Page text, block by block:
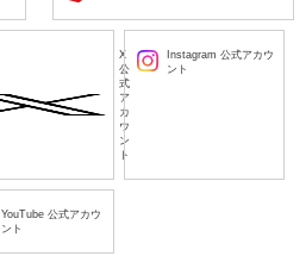
X
公
式
ア
カ
ウ
ン
ト
Instagram 公式アカウ
ント
YouTube 公式アカウ
ント